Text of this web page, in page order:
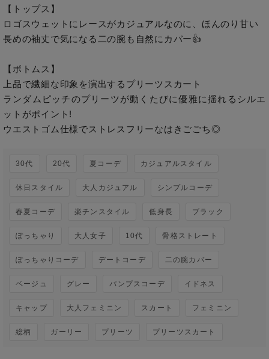
【トップス】
ロゴスウェットにレースがカジュアルなのに、ほんのり甘い
長めの袖丈で気になる二の腕も自然にカバー👍
【ボトムス】
上品で繊細な印象を演出するプリーツスカート
ランダムピッチのプリーツが動くたびに優雅に揺れるシルエ
ットがポイント!
ウエストゴム仕様でストレスフリーなはきごごち◎
30代 20代 夏コーデ カジュアルスタイル
休日スタイル 大人カジュアル シンプルコーデ
春夏コーデ 楽チンスタイル 低身長 ブラック
ぽっちゃり 大人女子 10代 骨格ストレート
ぽっちゃりコーデ デートコーデ 二の腕カバー
ベージュ グレー パンプスコーデ イドネス
キャップ 大人フェミニン スカート フェミニン
総柄 ガーリー プリーツ プリーツスカート